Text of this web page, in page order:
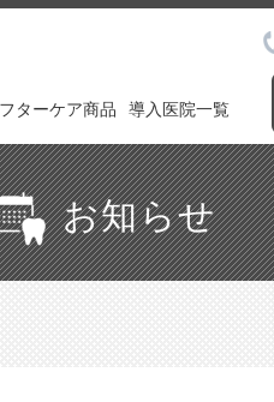
ターケア商品 導入医院一覧
お知らせ